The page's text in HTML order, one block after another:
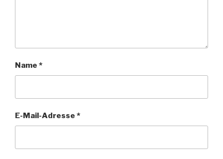
Name *
E-Mail-Adresse *